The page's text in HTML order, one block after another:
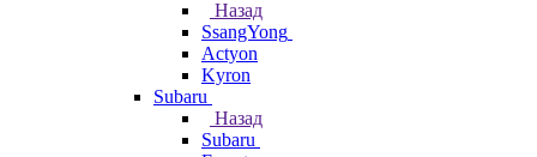
Назад
SsangYong
Actyon
Kyron
Subaru
Назад
Subaru